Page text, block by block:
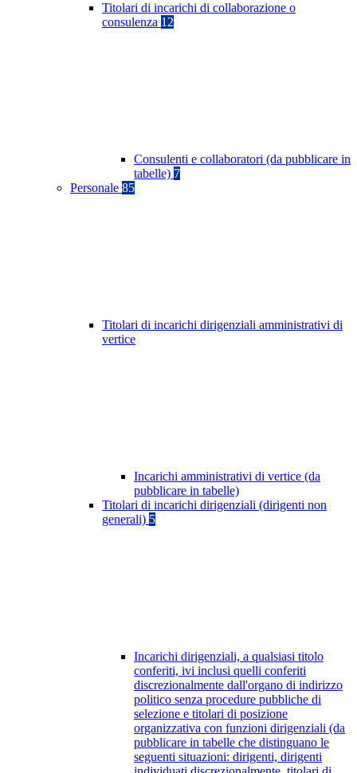
Titolari di incarichi di collaborazione o
consulenza 12
Consulenti e collaboratori (da pubblicare in
tabelle) 7
Personale 85
Titolari di incarichi dirigenziali amministrativi di
vertice
Incarichi amministrativi di vertice (da
pubblicare in tabelle)
Titolari di incarichi dirigenziali (dirigenti non
generali) 5
Incarichi dirigenziali, a qualsiasi titolo
conferiti, ivi inclusi quelli conferiti
discrezionalmente dall'organo di indirizzo
politico senza procedure pubbliche di
selezione e titolari di posizione
organizzativa con funzioni dirigenziali (da
pubblicare in tabelle che distinguano le
seguenti situazioni: dirigenti, dirigenti